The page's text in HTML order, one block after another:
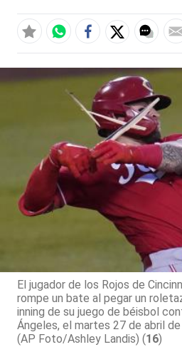
El jugador de los Rojos de
rompe un bate al pegar un
inning de su juego de béisbol
Ángeles, el martes 27 de abril
(AP Foto/Ashley Landis) (16)